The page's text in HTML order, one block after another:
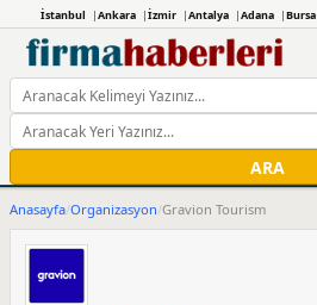
İstanbul Ankara İzmir Antalya Adana Bursa
ARA
Anasayfa/Organizasyon/Gravion Tourism